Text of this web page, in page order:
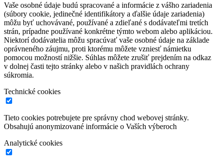
Vaše osobné údaje budú spracované a informácie z vášho zariadenia
(súbory cookie, jedinečné identifikátory a ďalšie údaje zariadenia)
môžu byť uchovávané, používané a zdieľané s dodávateľmi tretích
strán, prípadne používané konkrétne týmto webom alebo aplikáciou.
Niektorí dodávatelia môžu spracúvať vaše osobné údaje na základe
oprávneného záujmu, proti ktorému môžete vzniesť námietku
pomocou možností nižšie. Súhlas môžete zrušiť prejdením na odkaz
v dolnej časti tejto stránky alebo v našich pravidlách ochrany
súkromia.
Technické cookies
Tieto cookies potrebujete pre správny chod webovej stránky.
Obsahujú anonymizované informácie o Vaších výberoch
Analytické cookies